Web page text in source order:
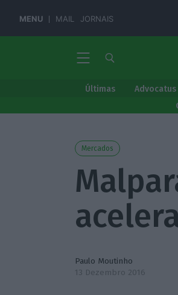
MENU MAIL JORNAIS
Últimas Advocatus
Mercados
Paulo Moutinho
13 Dezembro 2016